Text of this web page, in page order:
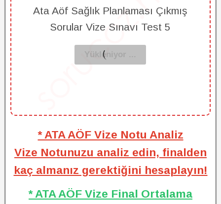
Ata Aöf Sağlık Planlaması Çıkmış
Sorular Vize Sınavı Test 5
* ATA AÖF Vize Notu Analiz
Vize Notunuzu analiz edin, finalden
kaç almanız gerektiğini hesaplayın!
* ATA AÖF Vize Final Ortalama